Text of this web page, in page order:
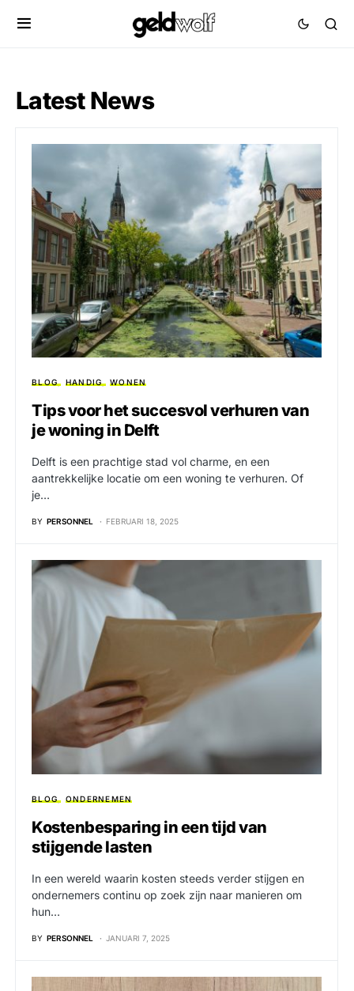
Latest News
BLOG HANDIG WONEN
Tips voor het succesvol verhuren van
je woning in Delft
Delft is een prachtige stad vol charme, en een
aantrekkelijke locatie om een woning te verhuren. Of
je…
BY PERSONNEL FEBRUARI 18, 2025
BLOG ONDERNEMEN
Kostenbesparing in een tijd van
stijgende lasten
In een wereld waarin kosten steeds verder stijgen en
ondernemers continu op zoek zijn naar manieren om
hun…
BY PERSONNEL JANUARI 7, 2025